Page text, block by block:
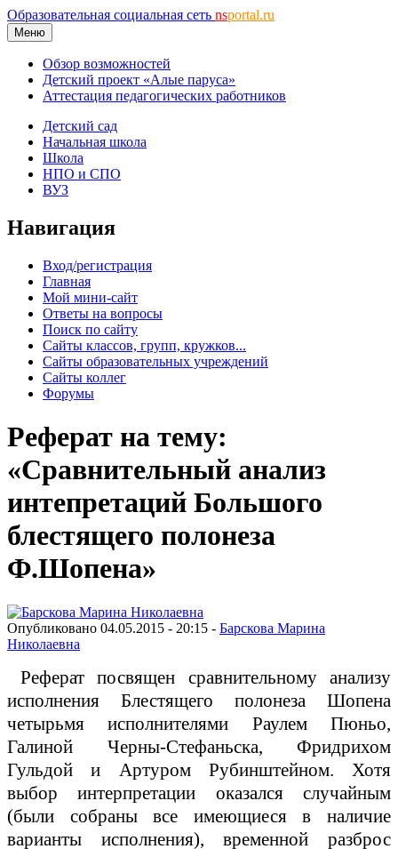
Образовательная социальная сеть nsportal.ru
Меню
Обзор возможностей
Детский проект «Алые паруса»
Аттестация педагогических работников
Детский сад
Начальная школа
Школа
НПО и СПО
ВУЗ
Навигация
Вход/регистрация
Главная
Мой мини-сайт
Ответы на вопросы
Поиск по сайту
Сайты классов, групп, кружков...
Сайты образовательных учреждений
Сайты коллег
Форумы
Реферат на тему:
«Сравнительный анализ
интепретаций Большого
блестящего полонеза
Ф.Шопена»
Опубликовано 04.05.2015 - 20:15 - Барскова Марина
Николаевна
Реферат посвящен сравнительному анализу
исполнения Бле­стящего полонеза Шопена
четырьмя исполнителями Раулем Пю­ньо,
Галиной Черны-Стефаньска, Фридрихом
Гульдой и Артуром Рубинштейном. Хотя
выбор интерпретации оказался случайным
(были собраны все имеющиеся в наличие
варианты исполнения), временной разброс